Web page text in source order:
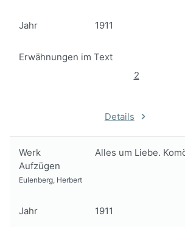
Jahr 1911
Erwähnungen im Text
2
Details
Werk
Alles um Liebe.
Aufzügen
Eulenberg, Herbert
Jahr 1911